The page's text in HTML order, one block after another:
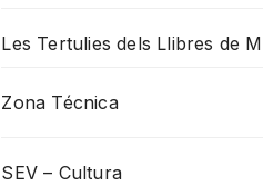
Les Tertulies dels Llibres de
Zona Técnica
SEV – Cultura